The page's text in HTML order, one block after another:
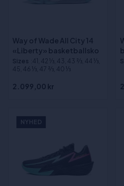
Way of Wade All City 14
«Liberty» basketballsko
Sizes :41, 42 1⁄3, 43, 43 2⁄3, 44 1⁄3,
45, 46 1⁄3, 47 2⁄3, 40 1⁄3
2.099,00 kr
NYHED